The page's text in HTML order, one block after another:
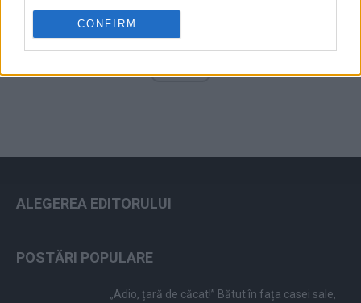
CONFIRM
ad
ALEGEREA EDITORULUI
POSTĂRI POPULARE
„Adio, țară de căcat!” Bătut în fața casei sale,